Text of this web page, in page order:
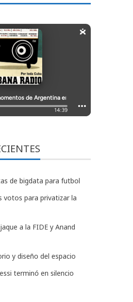
de bigdata para futbol
para privatizar la
a la FIDE y Anand
y diseño del espacio
terminó en silencio